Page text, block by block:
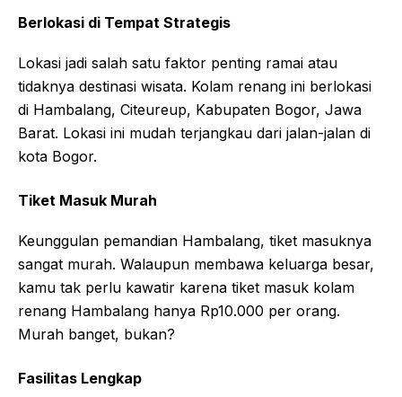
Berlokasi di Tempat Strategis
Lokasi jadi salah satu faktor penting ramai atau
tidaknya destinasi wisata. Kolam renang ini berlokasi
di Hambalang, Citeureup, Kabupaten Bogor, Jawa
Barat. Lokasi ini mudah terjangkau dari jalan-jalan di
kota Bogor.
Tiket Masuk Murah
Keunggulan pemandian Hambalang, tiket masuknya
sangat murah. Walaupun membawa keluarga besar,
kamu tak perlu kawatir karena tiket masuk kolam
renang Hambalang hanya Rp10.000 per orang.
Murah banget, bukan?
Fasilitas Lengkap